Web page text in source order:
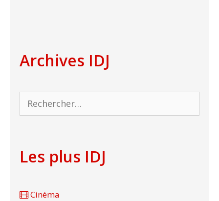
Archives IDJ
Rechercher :
Les plus IDJ
Cinéma